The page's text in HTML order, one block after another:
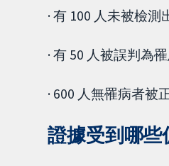
· 有 100 人未被檢測
· 有 50 人被誤判為
· 600 人無罹病者被
證據受到哪些